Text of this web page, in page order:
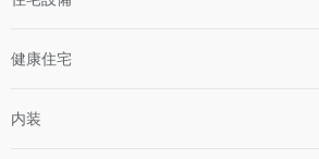
健康住宅
内装